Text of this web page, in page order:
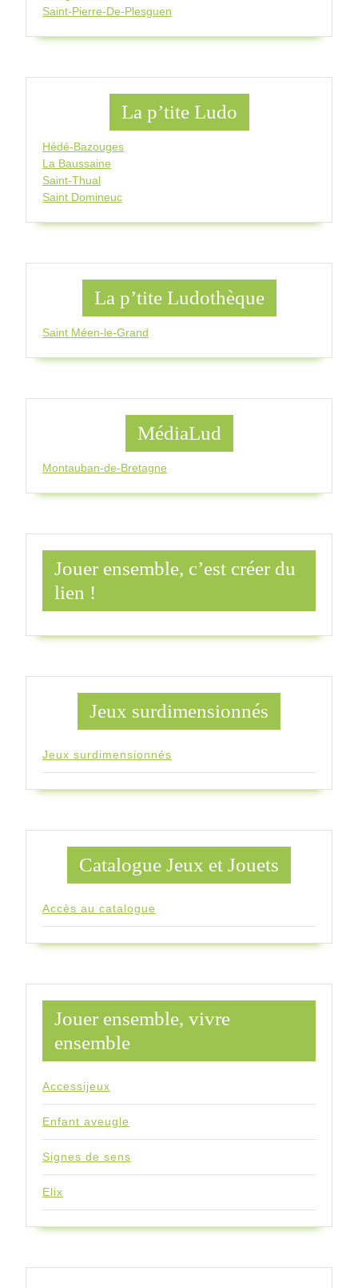
Saint-Pierre-De-Plesguen
La p’tite Ludo
Hédé-Bazouges
La Baussaine
Saint-Thual
Saint Domineuc
La p’tite Ludothèque
Saint Méen-le-Grand
MédiaLud
Montauban-de-Bretagne
Jouer ensemble, c’est créer du
lien !
Jeux surdimensionnés
Jeux surdimensionnés
Catalogue Jeux et Jouets
Accès au catalogue
Jouer ensemble, vivre
ensemble
Accessijeux
Enfant aveugle
Signes de sens
Elix